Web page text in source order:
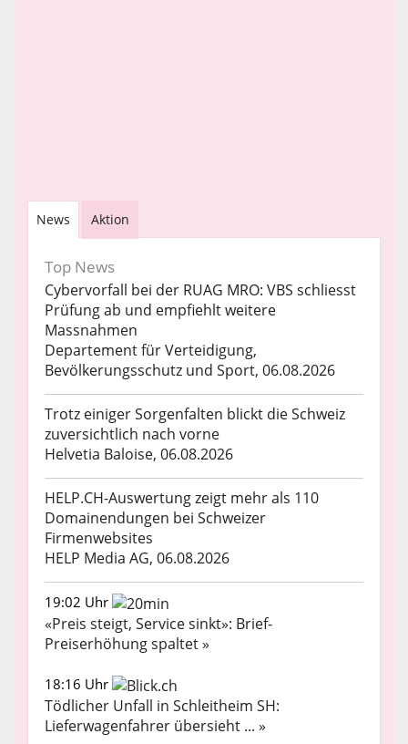
News Aktion
Top News
Cybervorfall bei der RUAG MRO: VBS schliesst
Prüfung ab und empfiehlt weitere
Massnahmen
Departement für Verteidigung,
Bevölkerungsschutz und Sport, 06.08.2026
Trotz einiger Sorgenfalten blickt die Schweiz
zuversichtlich nach vorne
Helvetia Baloise, 06.08.2026
HELP.CH-Auswertung zeigt mehr als 110
Domainendungen bei Schweizer
Firmenwebsites
HELP Media AG, 06.08.2026
19:02 Uhr
«Preis steigt, Service sinkt»: Brief-
Preiserhöhung spaltet »
18:16 Uhr
Tödlicher Unfall in Schleitheim SH:
Lieferwagenfahrer übersieht ... »